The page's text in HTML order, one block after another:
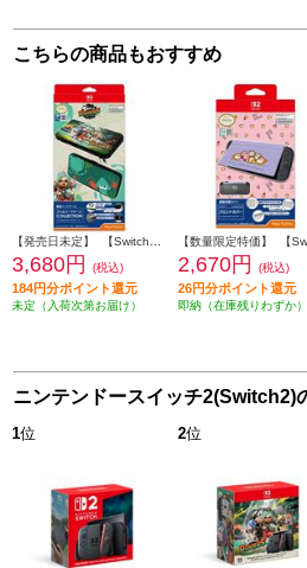
こちらの商品もおすすめ
【発売日未定】 【Switch2】 スリムハードケース COLLECTION for Nintendo Switch 2 スプラトゥーン レイダース
3,680円 (税込)
184円分ポイント還元
未定（入荷次第お届け）
2,670円 (税込)
26円分ポイント還元
即納（在庫残りわずか）
ニンテンドースイッチ2(Switch2)
1位 2位